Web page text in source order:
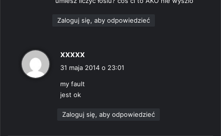
z
Zaloguj się, aby odpowiedzieć
xxxxx
i
31 maja 2014 o 23:01
my fault
jest ok
Zaloguj się, aby odpowiedzieć